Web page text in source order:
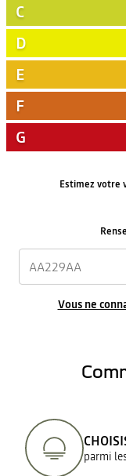
C
D
E
F
G
Estimez votre
Vous ne
parmi